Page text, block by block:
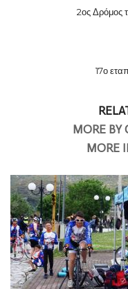
2ος Δρόμος
17ο
MORE BY
MORE